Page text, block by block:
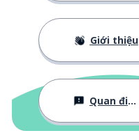
Giới thiệu
Quan điểm